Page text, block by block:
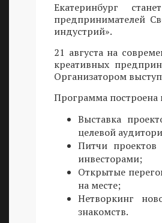
Екатеринбург
предпринимателей
индустрий».
21 августа на
креативных
Организатором
Программа построена
Выставка
целевой
Питчи
инвесторами;
Открытые
на месте;
Нетворкинг
знакомств.